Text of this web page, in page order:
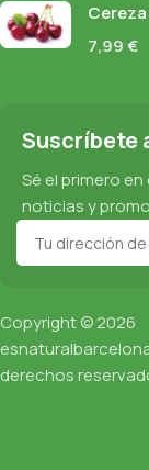
7,99€
Suscríbete
Sé el primero
noticias y
Copyright © 2026
derechos